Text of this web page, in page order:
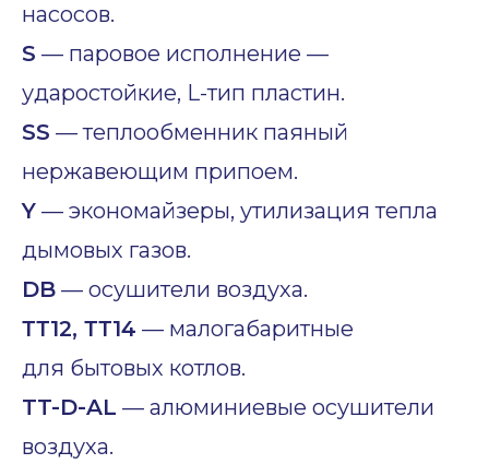
насосов.
S — паровое исполнение —
ударостойкие, L-тип пластин.
SS — теплообменник паяный
нержавеющим припоем.
Y — экономайзеры, утилизация тепла
дымовых газов.
DB — осушители воздуха.
ТТ12, ТТ14 — малогабаритные
для бытовых котлов.
TT-D-AL — алюминиевые осушители
воздуха.